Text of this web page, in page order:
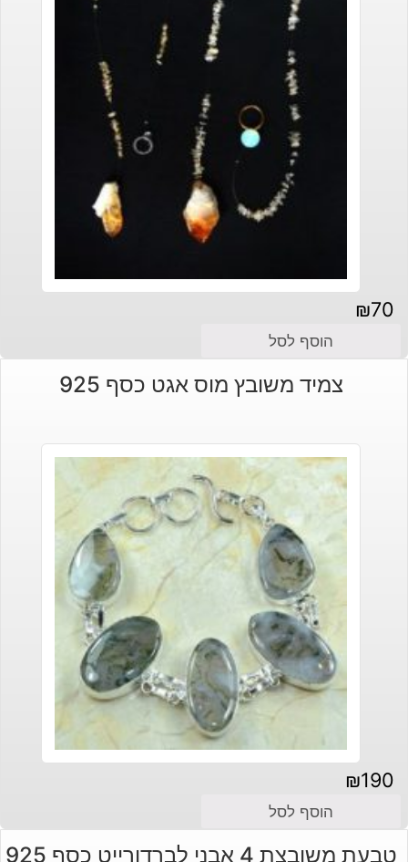
₪70
הוסף לסל
צמיד משובץ מוס אגט כסף 925
₪190
הוסף לסל
טבעת משובצת 4 אבני לברדורייט כסף 925